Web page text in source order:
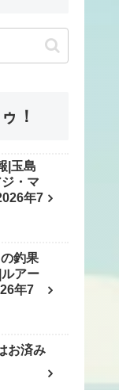
！
|玉島
・マ
年7
釣果
アー
年7
お済み